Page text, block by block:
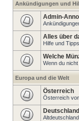
Ankündigungen und
Admin-
Alles über
Hilfe und Tipps
Welche
Wenn du
Europa und die Welt
Österreich
Österreich
Deutschland